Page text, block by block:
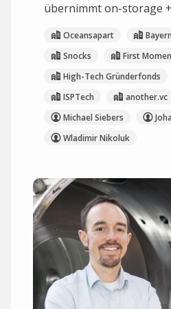
übernimmt on-storage
Oceansapart
Snocks
First
High-Tech Gründerfonds
ISPTech
another.vc
Michael Siebers
Wladimir Nikoluk